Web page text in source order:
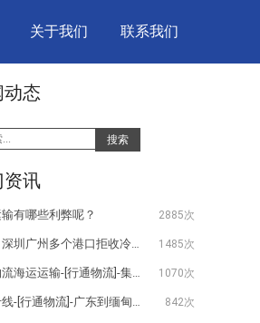
关于我们 联系我们
动态
搜索
资讯
有哪些利弊呢？ 2885次
注意：深圳广州多个港口拒收冷藏箱 1485次
国际物流海运运输-[行通物流]-集装箱知识 1070次
缅甸专线-[行通物流]-广东到缅甸仰光海运运输需要多久? 842次